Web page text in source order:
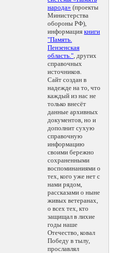
народа» (проекты
Министерства
обороны РФ),
информация книги
"Память.
Пензенская
область.", других
справочных
источников.
Сайт создан в
надежде на то, что
каждый из нас не
только внесёт
данные архивных
документов, но и
дополнит сухую
справочную
информацию
своими бережно
сохраненными
воспоминаниями о
тех, кого уже нет с
нами рядом,
рассказами о ныне
живых ветеранах,
о всех тех, кто
защищал в лихие
годы наше
Отечество, ковал
Победу в тылу,
прославлял